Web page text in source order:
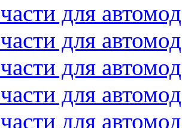
для
для
для
для
для